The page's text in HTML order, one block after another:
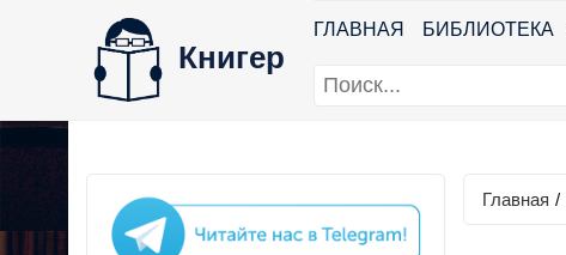
Книгер
ГЛАВНАЯ БИБЛИОТЕКА
Главная /